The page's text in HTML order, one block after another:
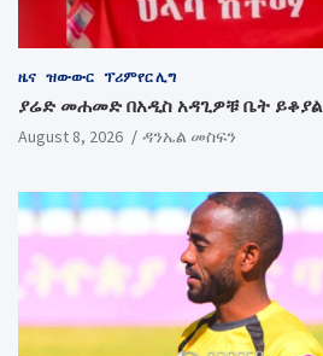
ዜና ዝውውር ፕሪምየር ሊግ
ያሬድ መሐመድ በአዲስ አዳጊዎቹ ቤት ይቆያል
August 8, 2026 ዳንኤል መስፍን